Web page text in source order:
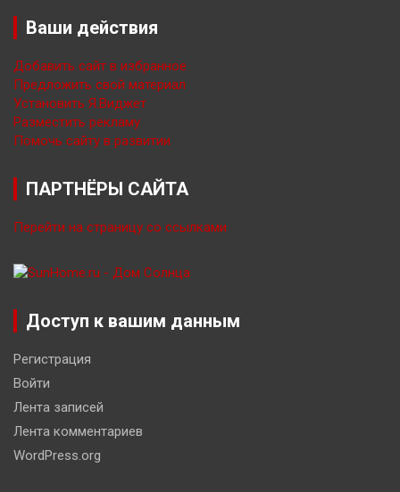
Ваши действия
Добавить сайт в избранное
Предложить свой материал
Установить Я.Виджет
Разместить рекламу
Помочь сайту в развитии
ПАРТНЁРЫ САЙТА
Перейти на страницу со ссылками
Доступ к вашим данным
Регистрация
Войти
Лента записей
Лента комментариев
WordPress.org